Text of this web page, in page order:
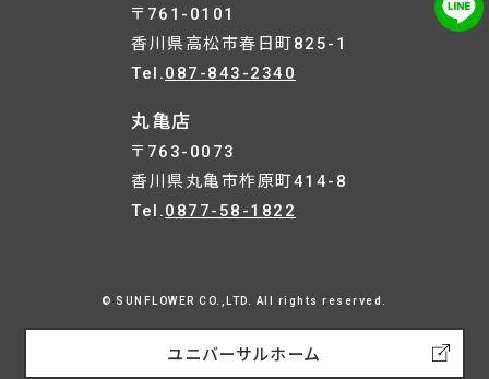
〒761-0101
香川県高松市春日町825-1
Tel.087-843-2340
丸亀店
〒763-0073
香川県丸亀市柞原町414-8
Tel.0877-58-1822
© SUNFLOWER CO.,LTD. All rights reserved.
ユニバーサルホーム